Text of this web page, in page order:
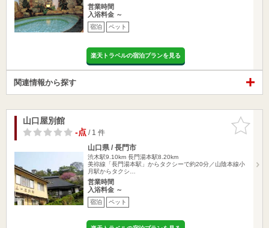
営業時間
入浴料金 ～
宿泊 ペット
楽天トラベルの宿泊プランを見る
関連情報から探す
お気に入
りに追加
山口屋別館
-点/ 1 件
山口県 / 長門市
渋木駅9.10km 長門湯本駅8.20km
美祢線「長門湯本駅」からタクシーで約20分／山陰本線小
月駅からタクシ…
営業時間
入浴料金 ～
宿泊 ペット